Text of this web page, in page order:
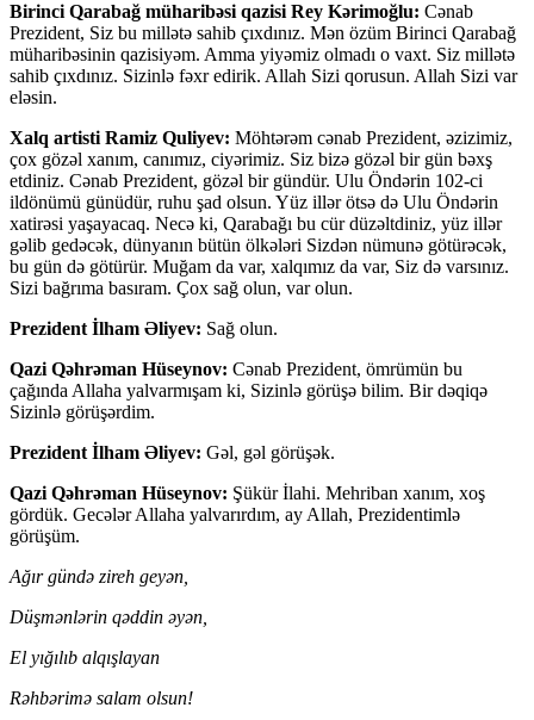
Birinci Qarabağ müharibəsi qazisi Rey Kərimoğlu: Cənab
Prezident, Siz bu millətə sahib çıxdınız. Mən özüm Birinci Qarabağ
müharibəsinin qazisiyəm. Amma yiyəmiz olmadı o vaxt. Siz millətə
sahib çıxdınız. Sizinlə fəxr edirik. Allah Sizi qorusun. Allah Sizi var
eləsin.
Xalq artisti Ramiz Quliyev: Möhtərəm cənab Prezident, əzizimiz,
çox gözəl xanım, canımız, ciyərimiz. Siz bizə gözəl bir gün bəxş
etdiniz. Cənab Prezident, gözəl bir gündür. Ulu Öndərin 102-ci
ildönümü günüdür, ruhu şad olsun. Yüz illər ötsə də Ulu Öndərin
xatirəsi yaşayacaq. Necə ki, Qarabağı bu cür düzəltdiniz, yüz illər
gəlib gedəcək, dünyanın bütün ölkələri Sizdən nümunə götürəcək,
bu gün də götürür. Muğam da var, xalqımız da var, Siz də varsınız.
Sizi bağrıma basıram. Çox sağ olun, var olun.
Prezident İlham Əliyev: Sağ olun.
Qazi Qəhrəman Hüseynov: Cənab Prezident, ömrümün bu
çağında Allaha yalvarmışam ki, Sizinlə görüşə bilim. Bir dəqiqə
Sizinlə görüşərdim.
Prezident İlham Əliyev: Gəl, gəl görüşək.
Qazi Qəhrəman Hüseynov: Şükür İlahi. Mehriban xanım, xoş
gördük. Gecələr Allaha yalvarırdım, ay Allah, Prezidentimlə
görüşüm.
Ağır gündə zireh geyən,
Düşmənlərin qəddin əyən,
El yığılıb alqışlayan
Rəhbərimə salam olsun!